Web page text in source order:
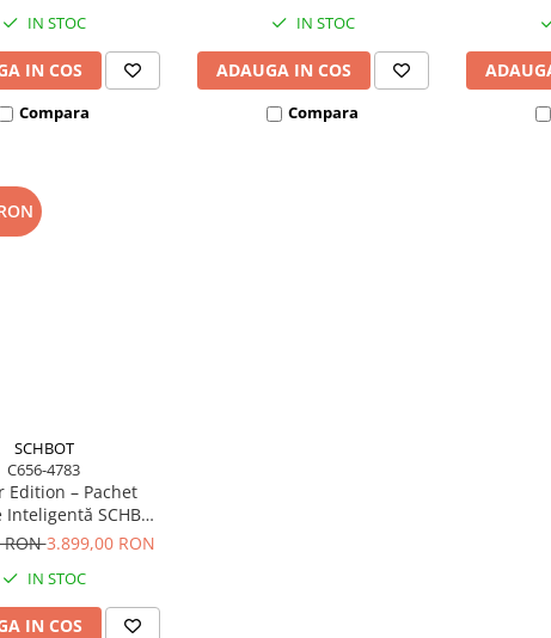
Rezervor praf 600,
apă 370 ml, Alb
IN STOC
IN COS
Compara
Aspirare, spălare podele,
curățare uscată și umedă,
Autonomie până la 170
minute, Încărcare și
IN STOC
ADAUGA IN COS
Compara
podele,
umedă,
SCHBOT
C656-4783
Edition – Pachet
SCHBOT
F1 + Robot
RON3.899,00 RON
IN STOC
IN COS